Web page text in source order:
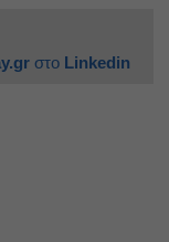
στο Linkedin